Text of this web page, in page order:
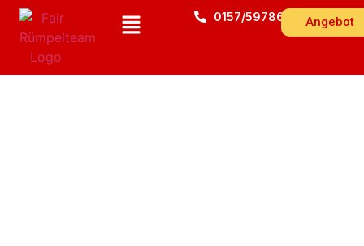
0157/59786543 Angebot